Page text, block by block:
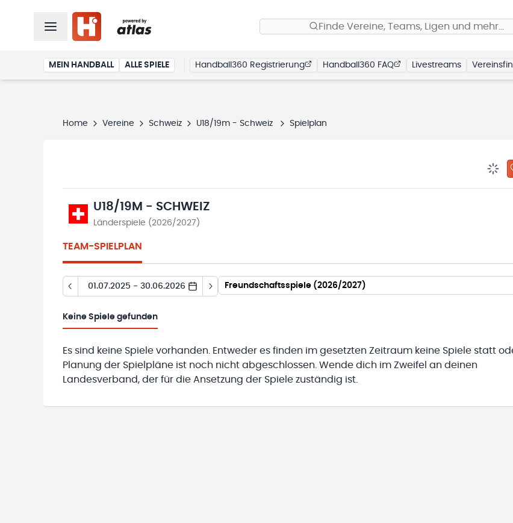
Finde Vereine, Teams, Ligen und mehr…
MEIN HANDBALL ALLE SPIELE Handball360 Registrierung Handball360 FAQ Livestreams
Home Vereine Schweiz U18/19m - Schweiz Spielplan
U18/19M - SCHWEIZ
Länderspiele (2026/2027)
TEAM-SPIELPLAN
01.07.2025 - 30.06.2026 Freundschaftsspiele (2026/2027)
Keine Spiele gefunden
Es sind keine Spiele vorhanden. Entweder es finden im gesetzten Zeitraum keine Spiele statt
Planung der Spielpläne ist noch nicht abgeschlossen. Wende dich im Zweifel an deinen
Landesverband, der für die Ansetzung der Spiele zuständig ist.